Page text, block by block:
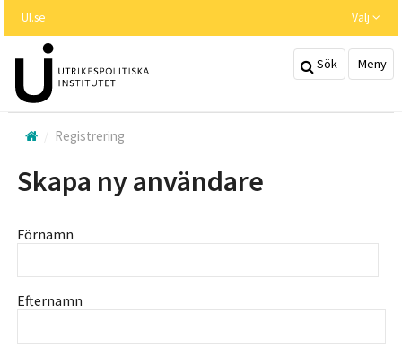
huvudinnehållet
UI.se Välj
Sök Meny
Registrering
Skapa ny användare
Förnamn
Efternamn